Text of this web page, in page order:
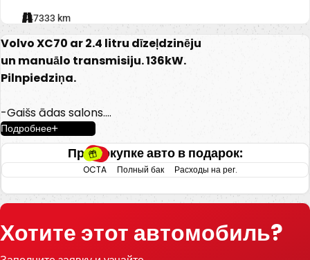
347333 km
При покупке авто в подарок:
Расходы на рег.
Полный бак
OCTA
Volvo XC70 ar 2.4 litru dīzeļdzinēju
un manuālo transmisiju. 136kW.
Pilnpiedziņa.
-Gaišs ādas salons.
-Pilnpiedziņa.
-Elektriski vadāmi logi.
-Elektriski regulējami un nolokāmi
spoguļi.
-Aizmugurējie parkingsensori.
-Klimatkontrole.
-Multifunkcionāla stūre.
Подробнее
Хотите этот автомобиль?